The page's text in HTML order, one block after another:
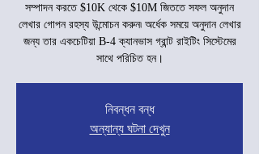
সম্পাদন করতে $10K থেকে $10M জিততে সফল অনুদান
লেখার গোপন রহস্য উন্মোচন করুন৷ অর্ধেক সময়ে অনুদান লেখার
জন্য তার একচেটিয়া B-4 ক্যানভাস গ্রান্ট রাইটিং সিস্টেমের
সাথে পরিচিত হন।
নিবন্ধন বন্ধ
অন্যান্য ঘটনা দেখুন